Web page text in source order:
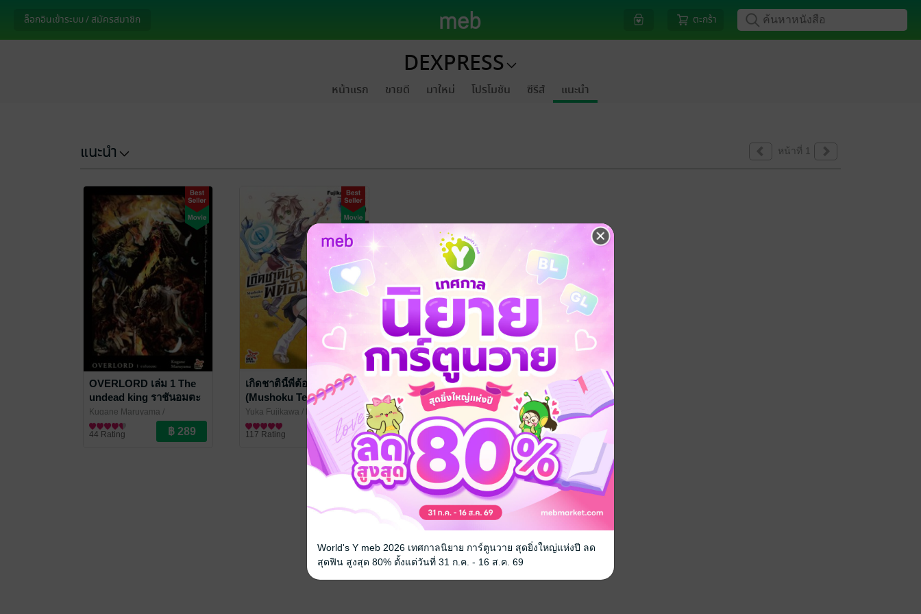
ล็อกอินเข้าระบบ / สมัครสมาชิก ตะกร้า
DEXPRESS
หน้าแรก ขายดี มาใหม่ โปรโมชัน ซีรีส์ แนะนำ
แนะนำ หน้าที่ 1
OVERLORD เล่ม 1 The
undead king ราชันอมตะ
Kugane Maruyama /
DEXPRESS
ไลท์โนเวล
44 Rating
เกิดชาตินี้พี่ต้องเทพ เล่ม 1 -
(Mushoku Tensei)
Yuka Fujikawa / DEXPRESS
การ์ตูนทั่วไป
117 Rating
หน้าที่ 1
World's Y meb 2026 เทศกาลนิยาย การ์ตูนวาย สุดยิ่งใหญ่แห่งปี ลด
สุดฟิน สูงสุด 80% ตั้งแต่วันที่ 31 ก.ค. - 16 ส.ค. 69